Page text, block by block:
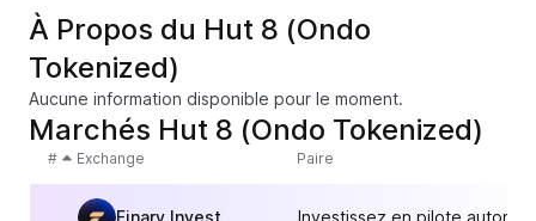
À Propos du Hut 8 (Ondo
Tokenized)
Aucune information disponible pour le moment.
Marchés Hut 8 (Ondo Tokenized)
# Exchange Paire
Finary Invest Investissez en pilote